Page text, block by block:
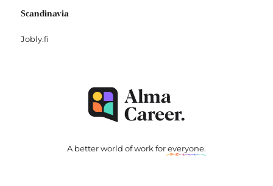
Scandinavia
Jobly.fi
A better world of work foreveryone.